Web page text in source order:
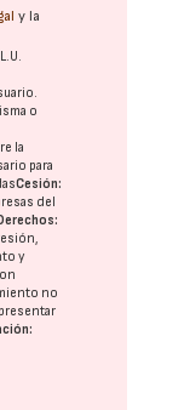
y la
o
la
para
Cesión:
del
y
no